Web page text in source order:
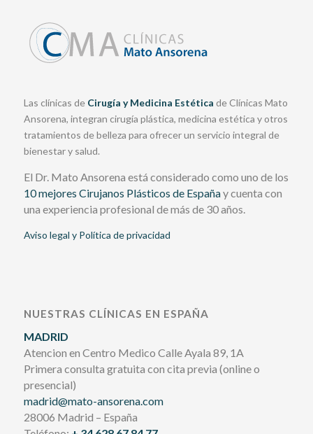
Las clínicas de Cirugía y Medicina Estética de Clínicas Mato
Ansorena, integran cirugía plástica, medicina estética y otros
tratamientos de belleza para ofrecer un servicio integral de
bienestar y salud.
El Dr. Mato Ansorena está considerado como uno de los
10 mejores Cirujanos Plásticos de Españay cuenta con
una experiencia profesional de más de 30 años.
Aviso legal y Política de privacidad
NUESTRAS CLÍNICAS EN ESPAÑA
MADRID
Atencion en Centro Medico Calle Ayala 89, 1A
Primera consulta gratuita con cita previa (online o
presencial)
madrid@mato-ansorena.com
28006 Madrid – España